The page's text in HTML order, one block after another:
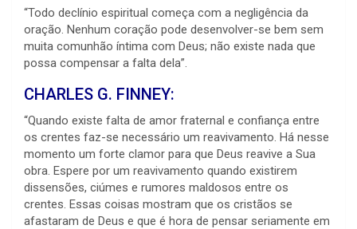
“Todo declínio espiritual começa com a negligência da
oração. Nenhum coração pode desenvolver-se bem sem
muita comunhão íntima com Deus; não existe nada que
possa compensar a falta dela”.
CHARLES G. FINNEY:
“Quando existe falta de amor fraternal e confiança entre
os crentes faz-se necessário um reavivamento. Há nesse
momento um forte clamor para que Deus reavive a Sua
obra. Espere por um reavivamento quando existirem
dissensões, ciúmes e rumores maldosos entre os
crentes. Essas coisas mostram que os cristãos se
afastaram de Deus e que é hora de pensar seriamente em